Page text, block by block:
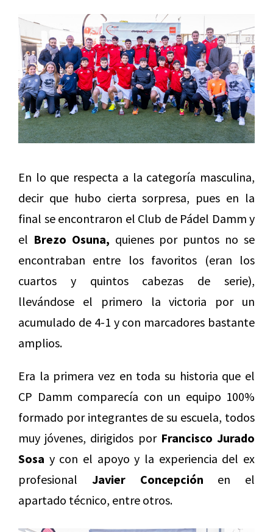
En lo que respecta a la categoría masculina,
decir que hubo cierta sorpresa, pues en la
final se encontraron el Club de Pádel Damm y
el Brezo Osuna, quienes por puntos no se
encontraban entre los favoritos (eran los
cuartos y quintos cabezas de serie),
llevándose el primero la victoria por un
acumulado de 4-1 y con marcadores bastante
amplios.
Era la primera vez en toda su historia que el
CP Damm comparecía con un equipo 100%
formado por integrantes de su escuela, todos
muy jóvenes, dirigidos por Francisco Jurado
Sosa y con el apoyo y la experiencia del ex
profesional Javier Concepción en el
apartado técnico, entre otros.